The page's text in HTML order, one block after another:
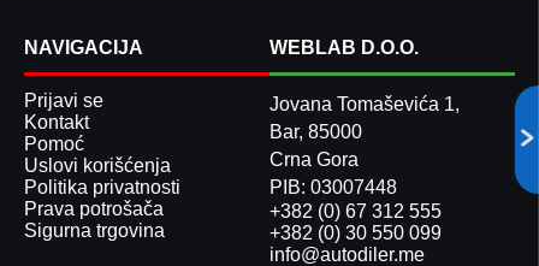
NAVIGACIJA
Prijavi se
Kontakt
Pomoć
Uslovi korišćenja
Politika privatnosti
Prava potrošača
Sigurna trgovina
WEBLAB D.O.O.
Jovana Tomaševića 1,
Bar, 85000
Crna Gora
PIB: 03007448
+382 (0) 67 312 555
+382 (0) 30 550 099
info@autodiler.me